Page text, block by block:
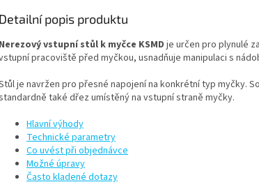
Detailní popis produktu
Nerezový vstupní stůl k myčce KSMD je určen pro plynulé
pracoviště před myčkou, usnadňuje manipulaci s
je navržen pro přesné napojení na konkrétní typ myčky.
také dřez umístěný na vstupní straně myčky.
Hlavní výhody
Technické parametry
Co uvést při objednávce
Možné úpravy
Často kladené dotazy